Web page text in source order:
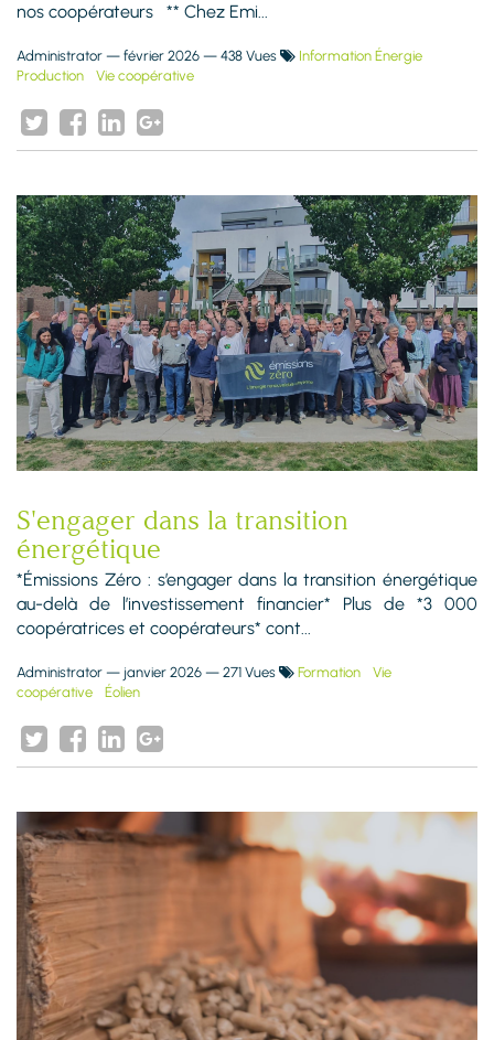
nos coopérateurs ** Chez Emi...
Administrator — février 2026 — 438 Vues
Information Énergie
Production
Vie coopérative
S'engager dans la transition
énergétique
*Émissions Zéro : s’engager dans la transition énergétique
au-delà de l’investissement financier* Plus de *3 000
coopératrices et coopérateurs* cont...
Administrator — janvier 2026 — 271 Vues Formation
Vie
coopérative
Éolien